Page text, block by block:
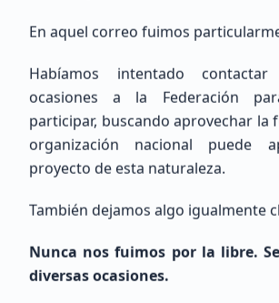
Eduardo Lopez
Sin Indicativo
México, CDMX, Ciudad de
En aquel correo fuimos
Habíamos intentado
ocasiones a la Federación
participar, buscando aprovechar la
organización nacional puede
proyecto de esta naturaleza.
También dejamos algo igualmente
Nunca nos fuimos por la libre.
diversas ocasiones.